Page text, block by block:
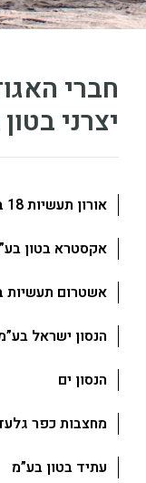
חברי
יצרני
אורון תעשיות 18 בע”מ
אקסטרא בטון
אשטרום תעשיות
הנסון ישראל
הנסון ים
מחצבות כפר
עתיד בטון בע”מ